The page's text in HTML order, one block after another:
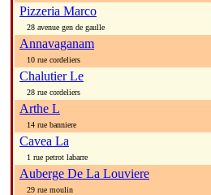
Pizzeria Marco
28 avenue gen de gaulle
Annavaganam
10 rue cordeliers
Chalutier Le
28 rue cordeliers
Arthe L
14 rue banniere
Cavea La
1 rue petrot labarre
Auberge De La Louviere
29 rue moulin